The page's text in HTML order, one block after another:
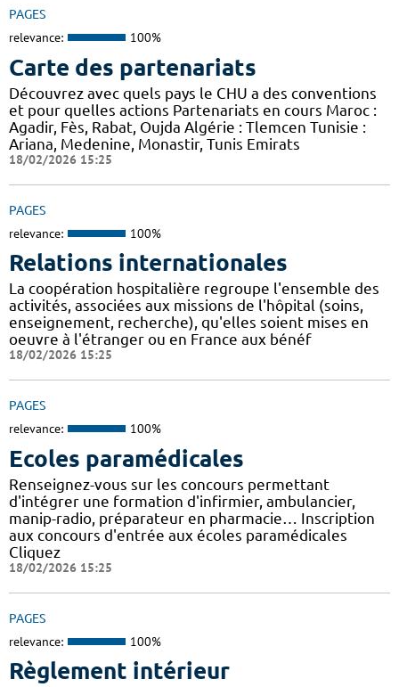
PAGES
relevance: 100%
Carte des partenariats
Découvrez avec quels pays le CHU a des conventions
et pour quelles actions Partenariats en cours Maroc :
Agadir, Fès, Rabat, Oujda Algérie : Tlemcen Tunisie :
Ariana, Medenine, Monastir, Tunis Emirats
18/02/2026 15:25
PAGES
relevance: 100%
Relations internationales
La coopération hospitalière regroupe l'ensemble des
activités, associées aux missions de l'hôpital (soins,
enseignement, recherche), qu'elles soient mises en
oeuvre à l'étranger ou en France aux bénéf
18/02/2026 15:25
PAGES
relevance: 100%
Ecoles paramédicales
Renseignez-vous sur les concours permettant
d'intégrer une formation d'infirmier, ambulancier,
manip-radio, préparateur en pharmacie… Inscription
aux concours d'entrée aux écoles paramédicales
Cliquez
18/02/2026 15:25
PAGES
relevance: 100%
Règlement intérieur